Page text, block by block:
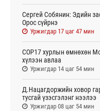
Сергей Собянин: Эдийн
Орос сүйрнэ
Уржигдар 17 цаг 47 мин
COP17 хурлын өмнөхөн
хүлээн авлаа
Уржигдар 14 цаг 54 мин
Д.Нацагдоржийн ховор
тусгай үзэсгэлэнг нээлээ
Уржигдар 08 цаг 54 мин